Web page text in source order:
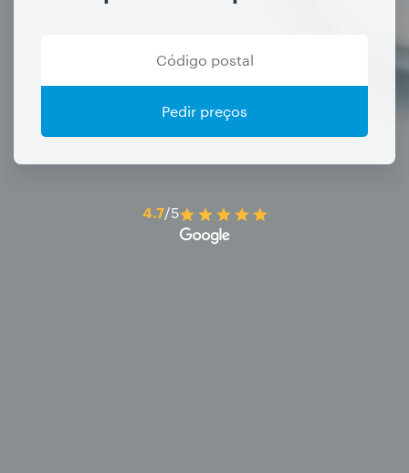
Pedir preços
4.7/5